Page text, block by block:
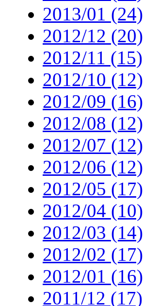
2013/01 (24)
2012/12 (20)
2012/11 (15)
2012/10 (12)
2012/09 (16)
2012/08 (12)
2012/07 (12)
2012/06 (12)
2012/05 (17)
2012/04 (10)
2012/03 (14)
2012/02 (17)
2012/01 (16)
2011/12 (17)